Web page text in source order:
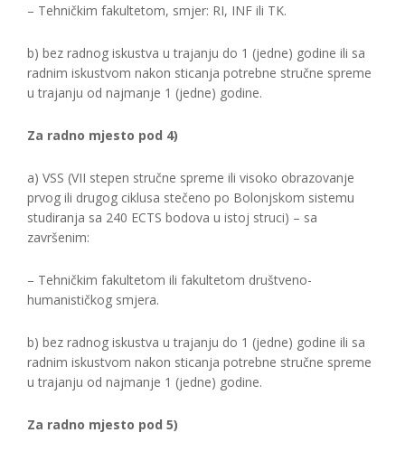
– Tehničkim fakultetom, smjer: RI, INF ili TK.
b) bez radnog iskustva u trajanju do 1 (jedne) godine ili sa
radnim iskustvom nakon sticanja potrebne stručne spreme
u trajanju od najmanje 1 (jedne) godine.
Za radno mjesto pod 4)
a) VSS (VII stepen stručne spreme ili visoko obrazovanje
prvog ili drugog ciklusa stečeno po Bolonjskom sistemu
studiranja sa 240 ECTS bodova u istoj struci) – sa
završenim:
– Tehničkim fakultetom ili fakultetom društveno-
humanističkog smjera.
b) bez radnog iskustva u trajanju do 1 (jedne) godine ili sa
radnim iskustvom nakon sticanja potrebne stručne spreme
u trajanju od najmanje 1 (jedne) godine.
Za radno mjesto pod 5)